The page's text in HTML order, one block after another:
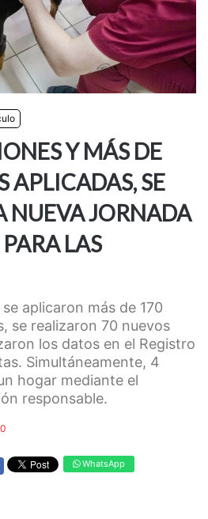
Y MÁS DE
APLICADAS, SE
NUEVA JORNADA
LAS
aplicaron más de 170
se realizaron 70 nuevos
los datos en el Registro
Simultáneamente, 4
hogar mediante el
responsable.
WhatsApp